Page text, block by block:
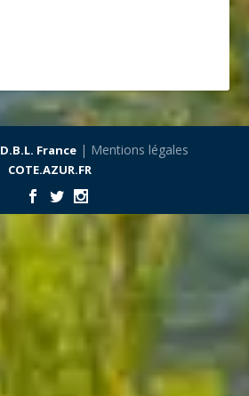
D.B.L. France| Mentions légales
COTE.AZUR.FR